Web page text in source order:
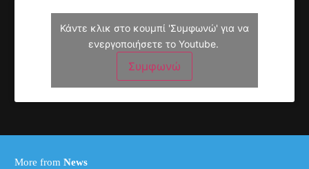
Κάντε κλικ στο κουμπί 'Συμφωνώ' για να
ενεργοποιήσετε το Youtube.
Συμφωνώ
More from News